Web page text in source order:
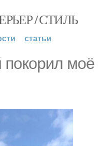
/ СТИЛЬ
статьи
покорил моё